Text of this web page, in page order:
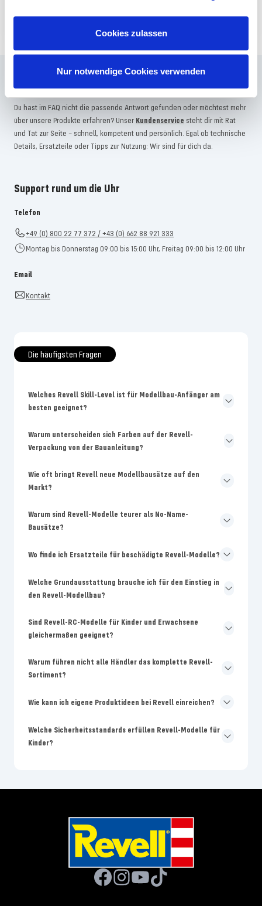
Cookies zulassen
Nur notwendige Cookies verwenden
Häufig gestellte Fragen
Du hast im FAQ nicht die passende Antwort gefunden oder möchtest mehr
über unsere Produkte erfahren? Unser Kundenservice steht dir mit Rat
und Tat zur Seite – schnell, kompetent und persönlich. Egal ob technische
Details, Ersatzteile oder Tipps zur Nutzung: Wir sind für dich da.
Support rund um die Uhr
Telefon
+49 (0) 800 22 77 372 / +43 (0) 662 88 921 333
Montag bis Donnerstag 09:00 bis 15:00 Uhr, Freitag 09:00 bis 12:00 Uhr
Email
Kontakt
Die häufigsten Fragen
Welches Revell Skill-Level ist für Modellbau-Anfänger am
besten geeignet?
Warum unterscheiden sich Farben auf der Revell-
Verpackung von der Bauanleitung?
Wie oft bringt Revell neue Modellbausätze auf den
Markt?
Warum sind Revell-Modelle teurer als No-Name-
Bausätze?
Wo finde ich Ersatzteile für beschädigte Revell-Modelle?
Welche Grundausstattung brauche ich für den Einstieg in
den Revell-Modellbau?
Sind Revell-RC-Modelle für Kinder und Erwachsene
gleichermaßen geeignet?
Warum führen nicht alle Händler das komplette Revell-
Sortiment?
Wie kann ich eigene Produktideen bei Revell einreichen?
Welche Sicherheitsstandards erfüllen Revell-Modelle für
Kinder?